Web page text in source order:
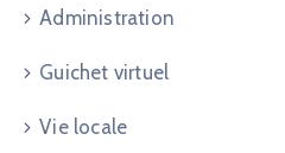
Administration
Guichet virtuel
Vie locale